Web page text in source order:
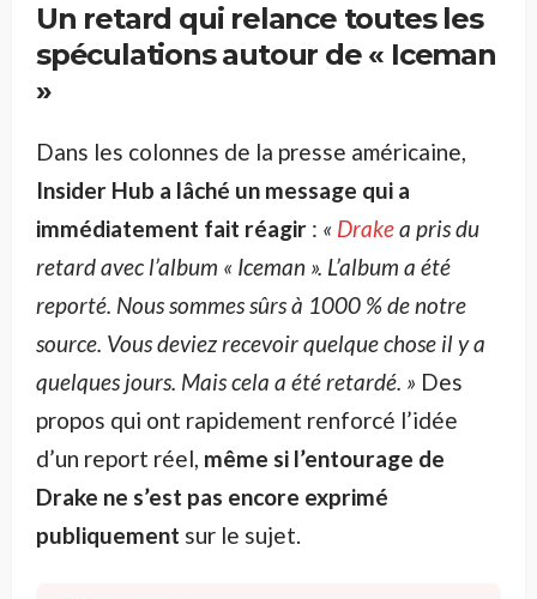
Un retard qui relance toutes les
spéculations autour de « Iceman
»
Dans les colonnes de la presse américaine,
Insider Hub a lâché un message qui a
immédiatement fait réagir : « Drakea pris du
retard avec l’album « Iceman ». L’album a été
reporté. Nous sommes sûrs à 1000 % de notre
source. Vous deviez recevoir quelque chose il y a
quelques jours. Mais cela a été retardé. » Des
propos qui ont rapidement renforcé l’idée
d’un report réel, même si l’entourage de
Drake ne s’est pas encore exprimé
publiquement sur le sujet.